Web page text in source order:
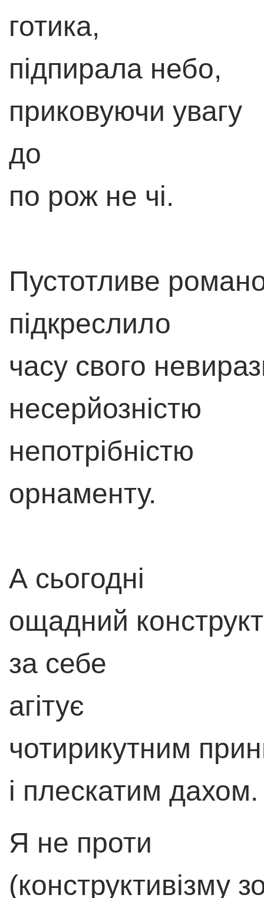
готика,
підпирала небо,
приковуючи увагу
до
по рож не чі.
Пустотливе
підкреслило
часу свого
несерйозністю
непотрібністю
орнаменту.
А сьогодні
ощадний
за себе
агітує
чотирикутним
і плескатим дахом.
Я не проти
(конструктивізму